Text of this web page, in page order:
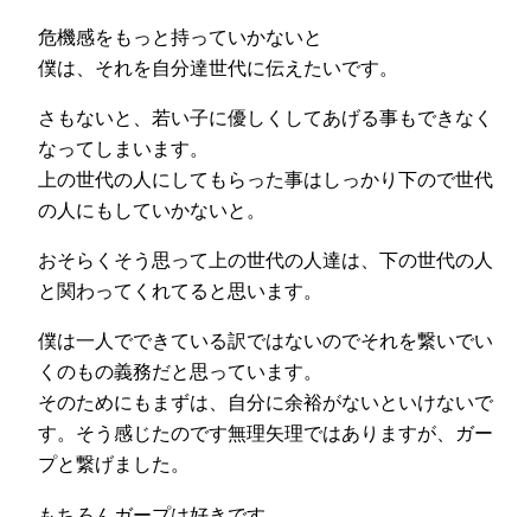
危機感をもっと持っていかないと
僕は、それを自分達世代に伝えたいです。
さもないと、若い子に優しくしてあげる事もできなく
なってしまいます。
上の世代の人にしてもらった事はしっかり下ので世代
の人にもしていかないと。
おそらくそう思って上の世代の人達は、下の世代の人
と関わってくれてると思います。
僕は一人でできている訳ではないのでそれを繋いでい
くのもの義務だと思っています。
そのためにもまずは、自分に余裕がないといけないで
す。そう感じたのです無理矢理ではありますが、ガー
プと繋げました。